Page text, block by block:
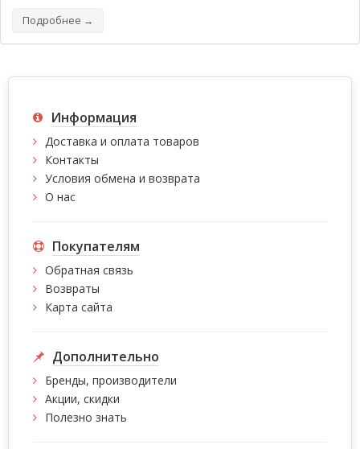
Подробнее →
Информация
Доставка и оплата товаров
Контакты
Условия обмена и возврата
О нас
Покупателям
Обратная связь
Возвраты
Карта сайта
Дополнительно
Бренды, производители
Акции, скидки
Полезно знать